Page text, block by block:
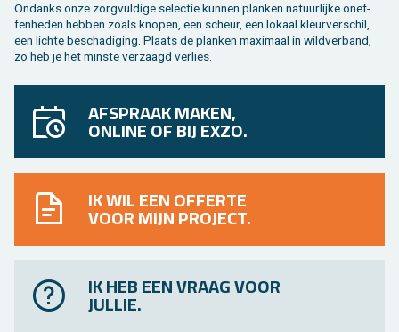
On­danks onze zorg­vul­di­ge se­lec­tie kun­nen plan­ken na­tuur­lij­ke on­ef­
fen­he­den heb­ben zoals kno­pen, een scheur, een lo­kaal kleur­ver­schil,
een lich­te be­scha­di­ging. Plaats de plan­ken maxi­maal in wild­ver­band,
zo heb je het min­ste ver­zaagd ver­lies.
AFSPRAAK MAKEN,
ONLINE OF BIJ EXZO.
IK WIL EEN OFFERTE
VOOR MIJN PROJECT.
IK HEB EEN VRAAG VOOR
JULLIE.